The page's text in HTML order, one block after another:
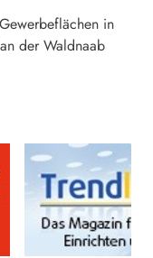
in
der Waldnaab